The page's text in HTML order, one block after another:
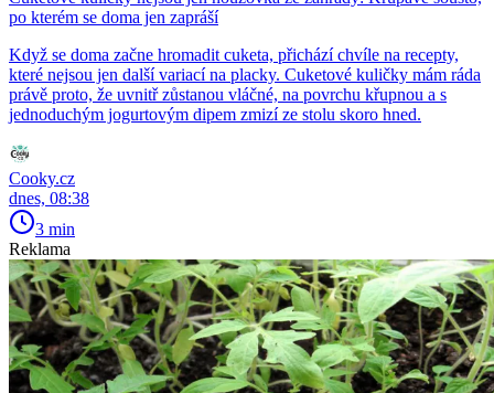
po kterém se doma jen zapráší
Když se doma začne hromadit cuketa, přichází chvíle na recepty,
které nejsou jen další variací na placky. Cuketové kuličky mám ráda
právě proto, že uvnitř zůstanou vláčné, na povrchu křupnou a s
jednoduchým jogurtovým dipem zmizí ze stolu skoro hned.
Cooky.cz
dnes, 08:38
3 min
Reklama